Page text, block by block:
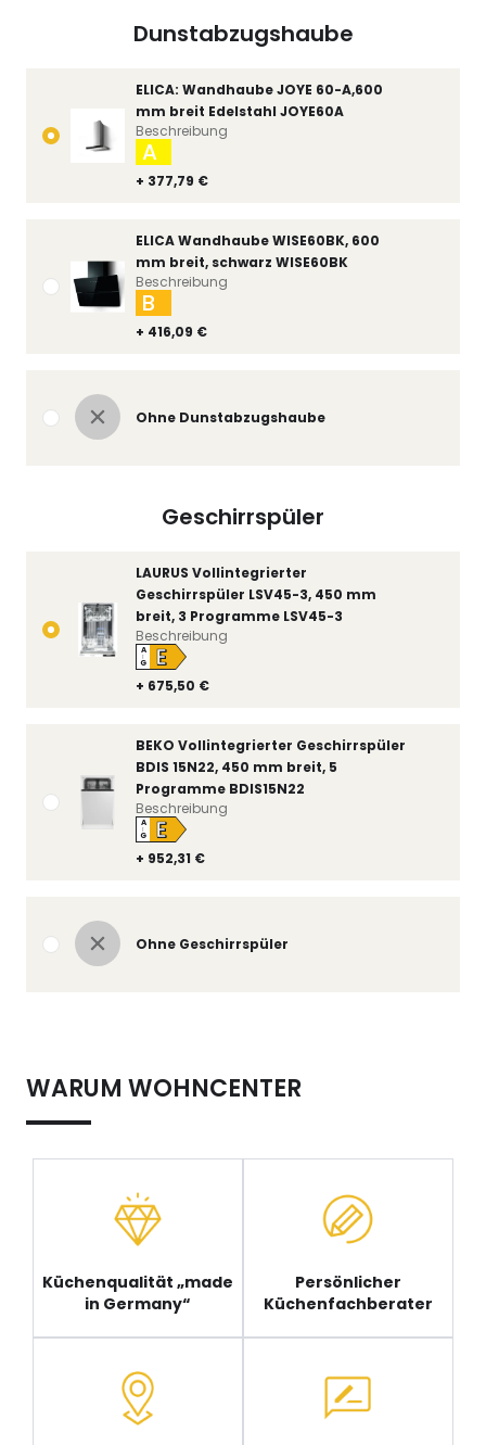
Dunstabzugshaube
ELICA: Wandhaube JOYE 60-A,600
mm breit Edelstahl JOYE60A
+ 377,79 €
A
Beschreibung
ELICA Wandhaube WISE60BK, 600
mm breit, schwarz WISE60BK
+ 416,09 €
B
Beschreibung
Ohne Dunstabzugshaube
Geschirrspüler
LAURUS Vollintegrierter
Geschirrspüler LSV45-3, 450 mm
breit, 3 Programme LSV45-3
+ 675,50 €
A
↑
G E
Beschreibung
BEKO Vollintegrierter Geschirrspüler
BDIS 15N22, 450 mm breit, 5
Programme BDIS15N22
+ 952,31 €
A
↑
G E
Beschreibung
Ohne Geschirrspüler
WARUM WOHNCENTER
Küchenqualität „made
in Germany“
Persönlicher
Küchenfachberater